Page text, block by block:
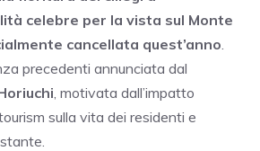
celebre per la vista sul Monte
cancellata quest’anno
precedenti annunciata dal
, motivata dall’impatto
sulla vita dei residenti e